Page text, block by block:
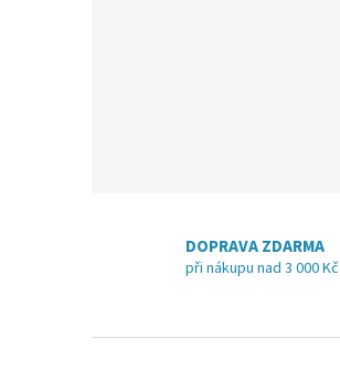
DOPRAVA ZDARMA
při nákupu nad 3 000 Kč